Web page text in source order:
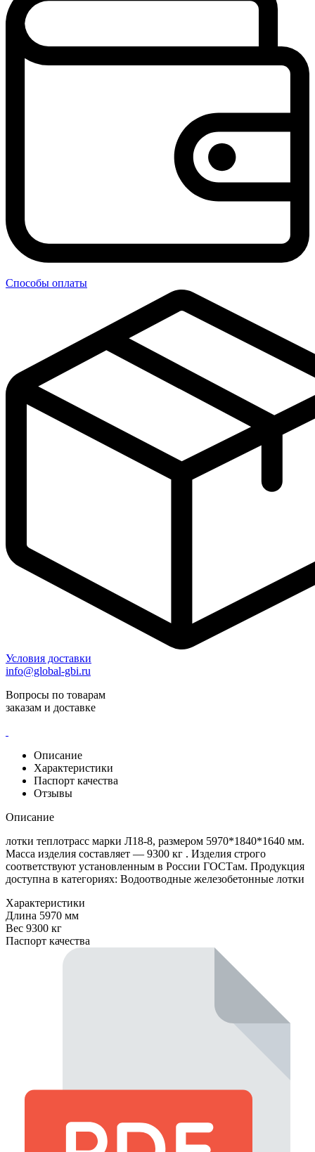
Способы оплаты
Условия доставки
info@global-gbi.ru
Вопросы по товарам
заказам и доставке
Описание
Характеристики
Паспорт качества
Отзывы
Описание
лотки теплотрасс марки Л18-8, размером 5970*1840*1640 мм.
Масса изделия составляет — 9300 кг . Изделия строго
соответствуют установленным в России ГОСТам. Продукция
доступна в категориях: Водоотводные железобетонные лотки
Характеристики
Длина 5970 мм
Вес 9300 кг
Паспорт качества